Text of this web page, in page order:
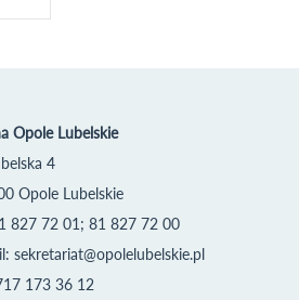
Opole Lubelskie
4
Opole Lubelskie
827 72 01; 81 827 72 00
sekretariat@opolelubelskie.pl
173 36 12